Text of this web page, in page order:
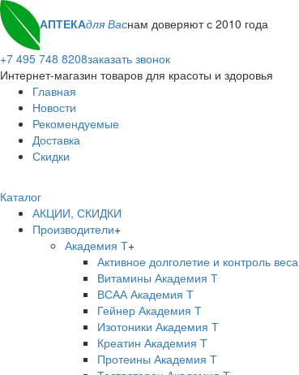
АПТЕКАдля Васнам доверяют с 2010 года
+7 495 748 8208заказать звонок
Интернет-магазин товаров для красоты и здоровья
Главная
Новости
Рекомендуемые
Доставка
Скидки
Каталог
АКЦИИ, СКИДКИ
Производители+
Академия Т+
Активное долголетие и контроль веса
Витамины Академия Т
ВСАА Академия Т
Гейнер Академия Т
Изотоники Академия Т
Креатин Академия Т
Протеины Академия Т